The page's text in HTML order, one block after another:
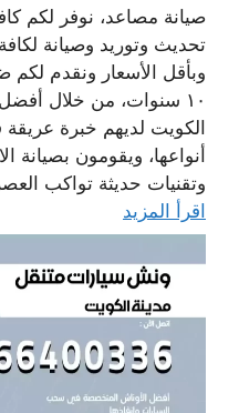
صيانة مصاعد، نوفر لكم
تحديث وتوريد وصيانة
وبأقل الأسعار ونقدم
١٠ سنوات، من خلال
الكويت لديهم خبرة
أنواعها، ويقومون بصيانة
وتقنيات حديثة تواكب
اقرأ المزيد